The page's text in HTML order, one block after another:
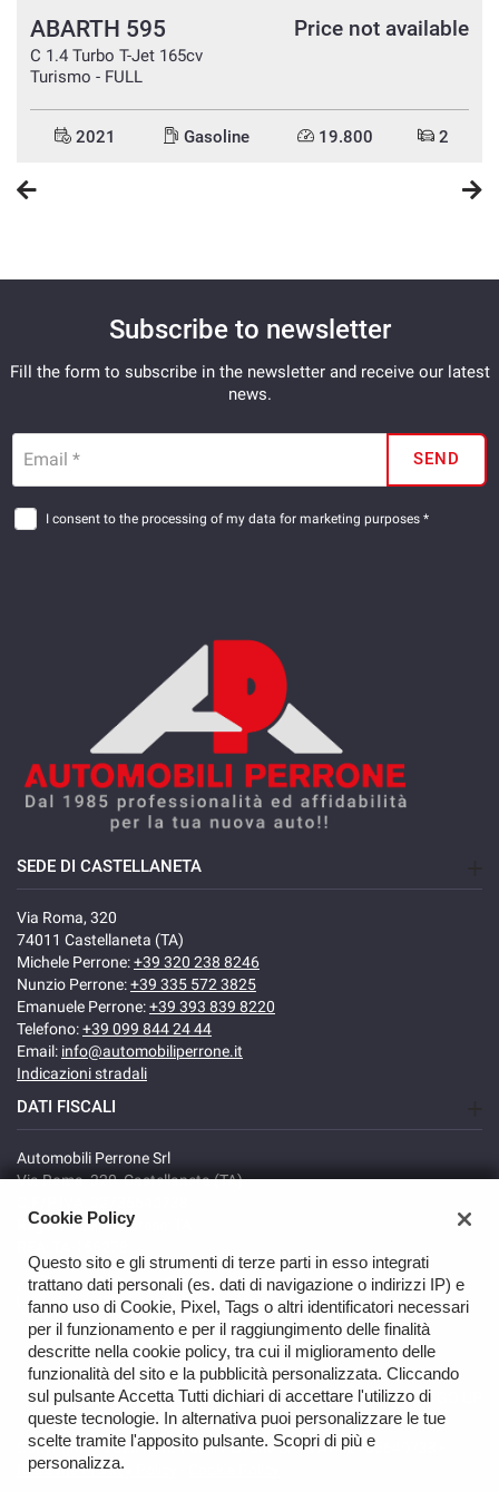
ABARTH 595
C 1.4 Turbo T-Jet 165cv
Turismo - FULL
Price not available
2021 Gasoline 19.800 2
Subscribe to newsletter
Fill the form to subscribe in the newsletter and receive our latest
news.
Email * SEND
I consent to the processing of my data for marketing purposes *
SEDE DI CASTELLANETA
Via Roma, 320
74011 Castellaneta (TA)
Michele Perrone:+39 320 238 8246
Nunzio Perrone:+39 335 572 3825
Emanuele Perrone:+39 393 839 8220
Telefono:+39 099 844 24 44
Email: info@automobiliperrone.it
Indicazioni stradali
DATI FISCALI
Automobili Perrone Srl
Via Roma, 320, Castellaneta (TA)
Registro delle imprese: TA
Copyright © 2026 Automobili Perrone Srl - VAT 02735640738 -
Read the Privacy Policy
Cookie Policy
Questo sito e gli strumenti di terze parti in esso integrati
trattano dati personali (es. dati di navigazione o indirizzi IP) e
fanno uso di Cookie, Pixel, Tags o altri identificatori necessari
per il funzionamento e per il raggiungimento delle finalità
descritte nella cookie policy, tra cui il miglioramento delle
funzionalità del sito e la pubblicità personalizzata. Cliccando
sul pulsante Accetta Tutti dichiari di accettare l'utilizzo di
queste tecnologie. In alternativa puoi personalizzare le tue
scelte tramite l'apposito pulsante. Scopri di più e
personalizza.